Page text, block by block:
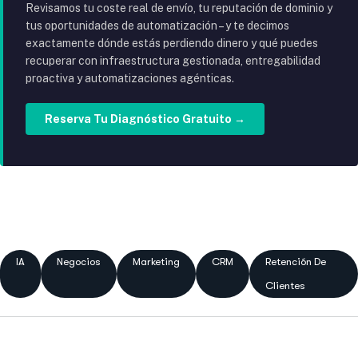
Revisamos tu coste real de envío, tu reputación de dominio y
tus oportunidades de automatización – y te decimos
exactamente dónde estás perdiendo dinero y qué puedes
recuperar con infraestructura gestionada, entregabilidad
proactiva y automatizaciones agénticas.
Reserva Tu Diagnóstico Gratuito →
IA Negocios Marketing CRM
Retención De
Clientes